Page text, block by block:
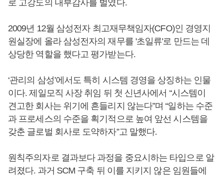
로 고강도의 내부감사를 벌였다.
2009년 12월 삼성전자 최고재무책임자(CFO)인 경영지
원실장에 올라 삼성전자의 재무를 '초일류'로 만드는 데
상당한 역할을 했다고 평가받는다.
‘관리의 삼성’에서도 특히 시스템 경영을 상징하는 인물
이다. 제일모직 사장 취임 뒤 첫 신년사에서 “시스템이
견고한 회사는 위기에 흔들리지 않는다”며 “일하는 수준
과 프로세스의 수준을 획기적으로 높여 앞선 시스템을
갖춘 글로벌 회사로 도약하자”고 말했다.
원칙주의자로 결과보다 과정을 중요시하는 타입으로 알
려졌다. 과거 SCM 구축 뒤 이를 지키지 않은 임원들에